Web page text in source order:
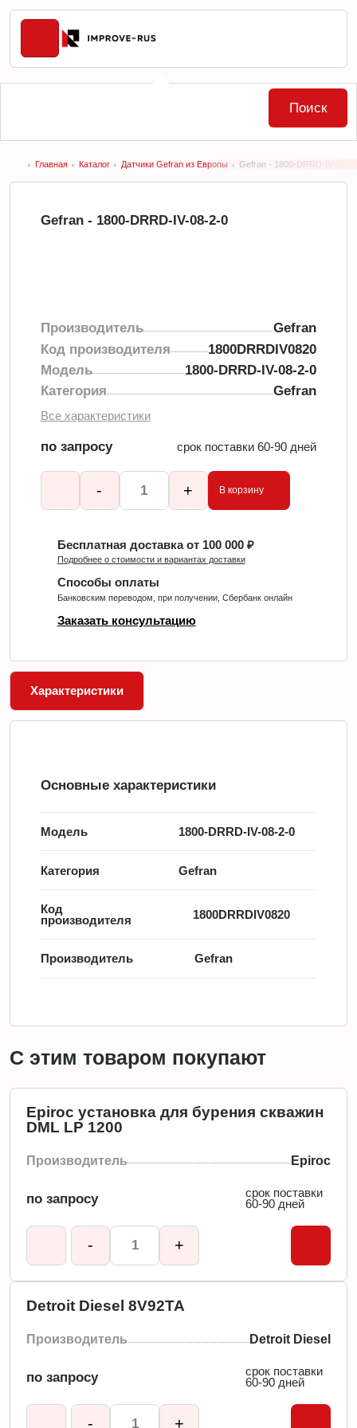
Главная Каталог Датчики Gefran из Европы Gefran - 1800-DRRD-IV-08-
Gefran - 1800-DRRD-IV-08-2-0
Производитель
Gefran
Код производителя
1800DRRDIV0820
Модель
1800-DRRD-IV-08-2-0
Категория
Gefran
Все характеристики
по запросу срок поставки 60-90 дней
- + В корзину
Бесплатная доставка от 100 000 ₽
Подробнее о стоимости и вариантах доставки
Способы оплаты
Банковским переводом, при получении, Сбербанк онлайн
Заказать консультацию
Характеристики
Основные характеристики
Модель 1800-DRRD-IV-08-2-0
Категория Gefran
Код
производителя
1800DRRDIV0820
Производитель Gefran
С этим товаром покупают
Epiroc установка для бурения скважин
DML LP 1200
Производитель Epiroc
по запросу
срок поставки
60-90 дней
- +
Detroit Diesel 8V92TA
Производитель Detroit Diesel
по запросу
срок поставки
60-90 дней
- +
Поиск